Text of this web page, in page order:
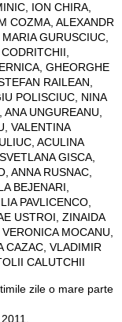
ION CHIRA,
COZMA, ALEXANDR
GURUSCIUC,
GHEORGHE
RAILEAN,
POLISCIUC, NINA
UNGUREANU,
VALENTINA
ACULINA
GISCA,
ANNA RUSNAC,
BEJENARI,
PAVLICENCO,
USTROI, ZINAIDA
MOCANU,
CAZAC, VLADIMIR
CALUTCHII
zile o mare parte